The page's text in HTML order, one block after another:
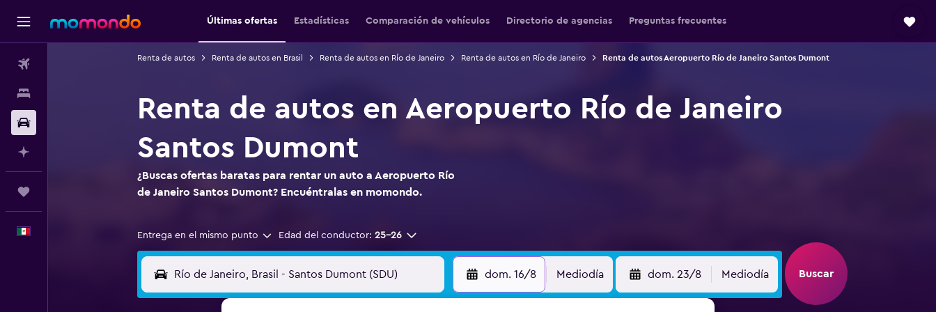
Últimas ofertas Estadísticas Comparación de vehículos Directorio de agencias Preguntas frecuentes
Renta de autos Renta de autos en Brasil Renta de autos en Río de Janeiro Renta de autos en Río de Janeiro Renta de autos Aeropuerto Río de Janeiro Santos Dumont
Renta de autos en Aeropuerto Río de Janeiro
Santos Dumont
¿Buscas ofertas baratas para rentar un auto a Aeropuerto Río
de Janeiro Santos Dumont? Encuéntralas en momondo.
Entrega en el mismo punto Edad del conductor: 25-26
dom. 16/8 Mediodía dom. 23/8 Mediodía Buscar